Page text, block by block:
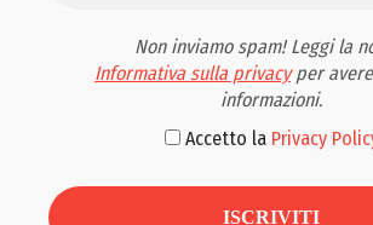
Non inviamo spam! Leggi la
Informativa sulla privacyper
informazioni.
Accetto la Privacy